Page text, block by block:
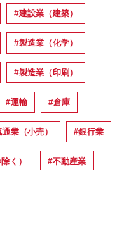
#建設業（建築）
#製造業（化学）
#製造業（印刷）
#運輸 #倉庫
業（小売） #銀行業
く） #不動産業